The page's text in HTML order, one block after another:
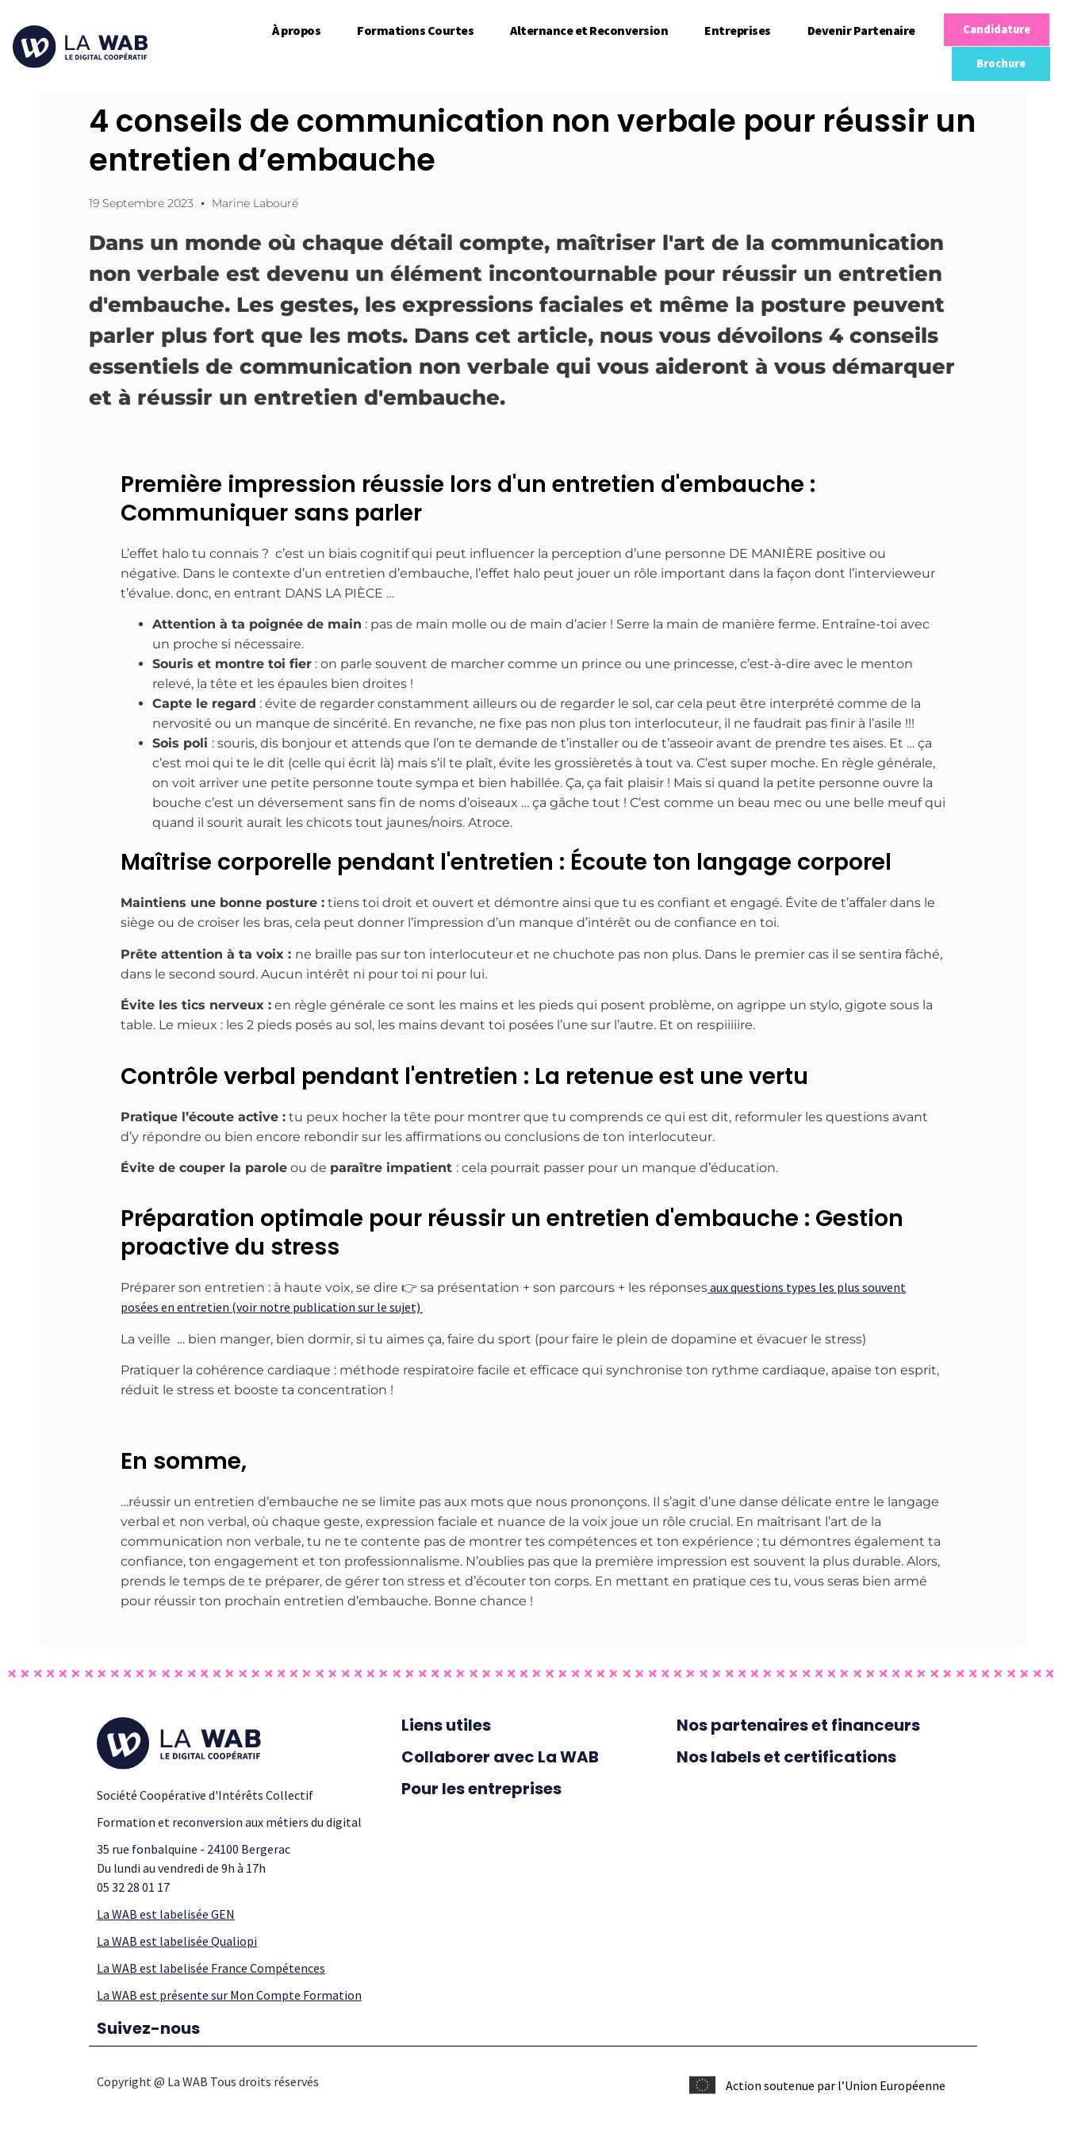
À propos Formations Courtes Alternance et Reconversion Entreprises Devenir Partenaire Candidature
Brochure
4 conseils de communication non verbale pour réussir un
entretien d’embauche
19 Septembre 2023 Marine Labouré
Dans un monde où chaque détail compte, maîtriser l'art de la communication
non verbale est devenu un élément incontournable pour réussir un entretien
d'embauche. Les gestes, les expressions faciales et même la posture peuvent
parler plus fort que les mots. Dans cet article, nous vous dévoilons 4 conseils
essentiels de communication non verbale qui vous aideront à vous démarquer
et à réussir un entretien d'embauche.
Première impression réussie lors d'un entretien d'embauche :
Communiquer sans parler
L’effet halo tu connais ? c’est un biais cognitif qui peut influencer la perception d’une personne DE MANIÈRE positive ou
négative. Dans le contexte d’un entretien d’embauche, l’effet halo peut jouer un rôle important dans la façon dont l’intervieweur
t’évalue. donc, en entrant DANS LA PIÈCE …
Attention à ta poignée de main : pas de main molle ou de main d’acier ! Serre la main de manière ferme. Entraîne-toi avec
un proche si nécessaire.
Souris et montre toi fier : on parle souvent de marcher comme un prince ou une princesse, c’est-à-dire avec le menton
relevé, la tête et les épaules bien droites !
Capte le regard : évite de regarder constamment ailleurs ou de regarder le sol, car cela peut être interprété comme de la
nervosité ou un manque de sincérité. En revanche, ne fixe pas non plus ton interlocuteur, il ne faudrait pas finir à l’asile !!!
Sois poli : souris, dis bonjour et attends que l’on te demande de t’installer ou de t’asseoir avant de prendre tes aises. Et … ça
c’est moi qui te le dit (celle qui écrit là) mais s’il te plaît, évite les grossièretés à tout va. C’est super moche. En règle générale,
on voit arriver une petite personne toute sympa et bien habillée. Ça, ça fait plaisir ! Mais si quand la petite personne ouvre la
bouche c’est un déversement sans fin de noms d’oiseaux … ça gâche tout ! C’est comme un beau mec ou une belle meuf qui
quand il sourit aurait les chicots tout jaunes/noirs. Atroce.
Maîtrise corporelle pendant l'entretien : Écoute ton langage corporel
Maintiens une bonne posture : tiens toi droit et ouvert et démontre ainsi que tu es confiant et engagé. Évite de t’affaler dans le
siège ou de croiser les bras, cela peut donner l’impression d’un manque d’intérêt ou de confiance en toi.
Prête attention à ta voix : ne braille pas sur ton interlocuteur et ne chuchote pas non plus. Dans le premier cas il se sentira fâché,
dans le second sourd. Aucun intérêt ni pour toi ni pour lui.
Évite les tics nerveux : en règle générale ce sont les mains et les pieds qui posent problème, on agrippe un stylo, gigote sous la
table. Le mieux : les 2 pieds posés au sol, les mains devant toi posées l’une sur l’autre. Et on respiiiiire.
Contrôle verbal pendant l'entretien : La retenue est une vertu
Pratique l’écoute active : tu peux hocher la tête pour montrer que tu comprends ce qui est dit, reformuler les questions avant
d’y répondre ou bien encore rebondir sur les affirmations ou conclusions de ton interlocuteur.
Évite de couper la parole ou de paraître impatient : cela pourrait passer pour un manque d’éducation.
Préparation optimale pour réussir un entretien d'embauche : Gestion
proactive du stress
Préparer son entretien : à haute voix, se dire 👉 sa présentation + son parcours + les réponsesaux questions types les plus souvent
posées en entretien (voir notre publication sur le sujet)
La veille … bien manger, bien dormir, si tu aimes ça, faire du sport (pour faire le plein de dopamine et évacuer le stress)
Pratiquer la cohérence cardiaque : méthode respiratoire facile et efficace qui synchronise ton rythme cardiaque, apaise ton esprit,
réduit le stress et booste ta concentration !
En somme,
…réussir un entretien d’embauche ne se limite pas aux mots que nous prononçons. Il s’agit d’une danse délicate entre le langage
verbal et non verbal, où chaque geste, expression faciale et nuance de la voix joue un rôle crucial. En maîtrisant l’art de la
communication non verbale, tu ne te contente pas de montrer tes compétences et ton expérience ; tu démontres également ta
confiance, ton engagement et ton professionnalisme. N’oublies pas que la première impression est souvent la plus durable. Alors,
prends le temps de te préparer, de gérer ton stress et d’écouter ton corps. En mettant en pratique ces tu, vous seras bien armé
pour réussir ton prochain entretien d’embauche. Bonne chance !
Société Coopérative d'Intérêts Collectif
Formation et reconversion aux métiers du digital
35 rue fonbalquine - 24100 Bergerac
Du lundi au vendredi de 9h à 17h
05 32 28 01 17
La WAB est labelisée GEN
La WAB est labelisée Qualiopi
La WAB est labelisée France Compétences
La WAB est présente sur Mon Compte Formation
Suivez-nous
Liens utiles
Collaborer avec La WAB
Pour les entreprises
Nos partenaires et financeurs
Nos labels et certifications
Copyright @ La WAB Tous droits réservés Action soutenue par l’Union Européenne